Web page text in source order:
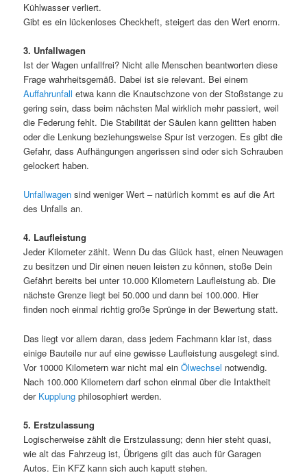
Kühlwasser verliert.
Gibt es ein lückenloses Checkheft, steigert das den Wert enorm.
3. Unfallwagen
Ist der Wagen unfallfrei? Nicht alle Menschen beantworten diese
Frage wahrheitsgemäß. Dabei ist sie relevant. Bei einem
Auffahrunfall etwa kann die Knautschzone von der Stoßstange zu
gering sein, dass beim nächsten Mal wirklich mehr passiert, weil
die Federung fehlt. Die Stabilität der Säulen kann gelitten haben
oder die Lenkung beziehungsweise Spur ist verzogen. Es gibt die
Gefahr, dass Aufhängungen angerissen sind oder sich Schrauben
gelockert haben.
Unfallwagen sind weniger Wert – natürlich kommt es auf die Art
des Unfalls an.
4. Laufleistung
Jeder Kilometer zählt. Wenn Du das Glück hast, einen Neuwagen
zu besitzen und Dir einen neuen leisten zu können, stoße Dein
Gefährt bereits bei unter 10.000 Kilometern Laufleistung ab. Die
nächste Grenze liegt bei 50.000 und dann bei 100.000. Hier
finden noch einmal richtig große Sprünge in der Bewertung statt.
Das liegt vor allem daran, dass jedem Fachmann klar ist, dass
einige Bauteile nur auf eine gewisse Laufleistung ausgelegt sind.
Vor 10000 Kilometern war nicht mal einÖlwechsel notwendig.
Nach 100.000 Kilometern darf schon einmal über die Intaktheit
der Kupplungphilosophiert werden.
5. Erstzulassung
Logischerweise zählt die Erstzulassung; denn hier steht quasi,
wie alt das Fahrzeug ist, Übrigens gilt das auch für Garagen
Autos. Ein KFZ kann sich auch kaputt stehen.